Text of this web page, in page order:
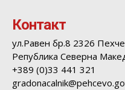
Контакт
ул.Равен бр.8 2326
Република Северна
+389 (0)33 441 321